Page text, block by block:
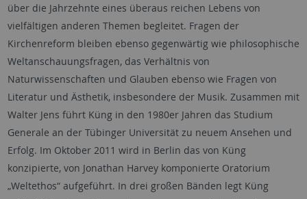
über die Jahrzehnte eines überaus reichen Lebens von
vielfältigen anderen Themen begleitet. Fragen der
Kirchenreform bleiben ebenso gegenwärtig wie philosophische
Weltanschauungsfragen, das Verhältnis von
Naturwissenschaften und Glauben ebenso wie Fragen von
Literatur und Ästhetik, insbesondere der Musik. Zusammen mit
Walter Jens führt Küng in den 1980er Jahren das Studium
Generale an der Tübinger Universität zu neuem Ansehen und
Erfolg. Im Oktober 2011 wird in Berlin das von Küng
konzipierte, von Jonathan Harvey komponierte Oratorium
„Weltethos“ aufgeführt. In drei großen Bänden legt Küng